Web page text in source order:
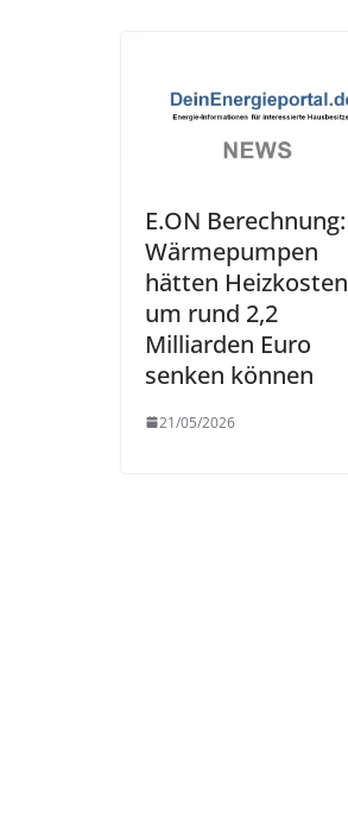
E.ON Berechnung:
Wärmepumpen
hätten Heizkosten
um rund 2,2
Milliarden Euro
senken können
21/05/2026